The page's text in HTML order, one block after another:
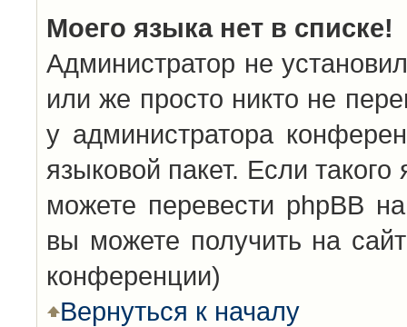
Моего языка нет в списке!
Администратор не
или же просто никто не
у администратора
языковой пакет. Если
можете перевести phpBB
вы можете получить на
конференции)
Вернуться к началу